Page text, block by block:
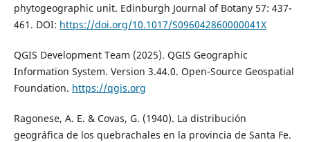
phytogeographic unit. Edinburgh Journal of Botany 57: 437-
461. DOI: https://doi.org/10.1017/S096042860000041X
QGIS Development Team (2025). QGIS Geographic
Information System. Version 3.44.0. Open-Source Geospatial
Foundation. https://qgis.org
Ragonese, A. E. & Covas, G. (1940). La distribución
geográfica de los quebrachales en la provincia de Santa Fe.